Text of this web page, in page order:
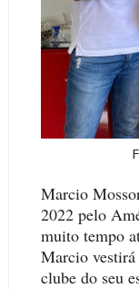
Foto
Marcio
2022 pelo
muito tempo
Marcio
clube do seu